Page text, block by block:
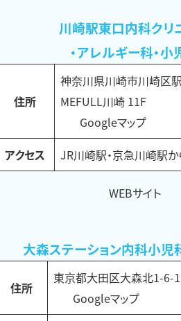
川崎駅東口内科クリ
・アレルギー科・小
住所
神奈川県川崎市川崎区
MEFULL川崎 11F
Googleマップ
アクセス
JR川崎駅・京急川崎駅
WEBサイト
大森ステーション内科小児
住所
東京都大田区大森北1-6-
Googleマップ